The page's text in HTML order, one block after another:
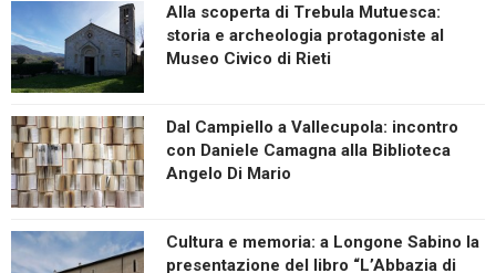
Alla scoperta di Trebula Mutuesca:
storia e archeologia protagoniste al
Museo Civico di Rieti
Dal Campiello a Vallecupola: incontro
con Daniele Camagna alla Biblioteca
Angelo Di Mario
Cultura e memoria: a Longone Sabino la
presentazione del libro “L’Abbazia di